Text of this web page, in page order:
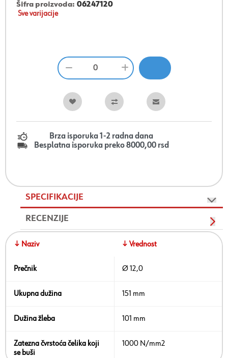
Šifra proizvoda: 06247120
Sve varijacije
Brza isporuka 1-2 radna dana
Besplatna isporuka preko 8000,00 rsd
SPECIFIKACIJE
RECENZIJE
↓ Naziv ↓ Vrednost
Prečnik Ø 12,0
Ukupna dužina 151 mm
Dužina žleba 101 mm
Zatezna čvrstoća čelika koji
se buši
1000 N/mm2